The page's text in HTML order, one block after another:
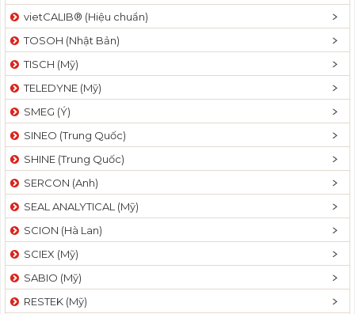
a
t
n
vietCALIB® (Hiệu chuẩn)
TOSOH (Nhật Bản)
TISCH (Mỹ)
TELEDYNE (Mỹ)
SMEG (Ý)
SINEO (Trung Quốc)
SHINE (Trung Quốc)
SERCON (Anh)
SEAL ANALYTICAL (Mỹ)
SCION (Hà Lan)
SCIEX (Mỹ)
SABIO (Mỹ)
RESTEK (Mỹ)